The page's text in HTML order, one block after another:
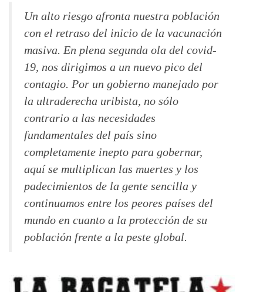
Un alto riesgo afronta nuestra población
con el retraso del inicio de la vacunación
masiva. En plena segunda ola del covid-
19, nos dirigimos a un nuevo pico del
contagio. Por un gobierno manejado por
la ultraderecha uribista, no sólo
contrario a las necesidades
fundamentales del país sino
completamente inepto para gobernar,
aquí se multiplican las muertes y los
padecimientos de la gente sencilla y
continuamos entre los peores países del
mundo en cuanto a la protección de su
población frente a la peste global.